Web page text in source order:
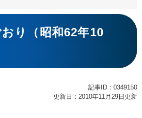
り（昭和62年10
記事ID：0349150
更新日：2010年11月29日更新